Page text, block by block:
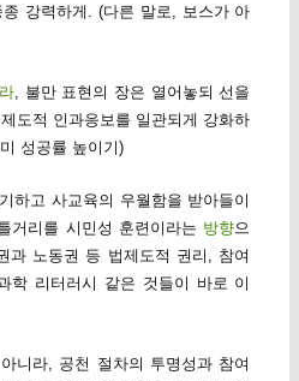
강력하게. (다른 말로, 보스가 아
, 불만 표현의 장은 열어놓되 선을
도적 인과응보를 일관되게 강화하
성공률 높이기)
하고 사교육의 우월함을 받아들이
거리를 시민성 훈련이라는 방향으
과 노동권 등 법제도적 권리, 참여
학 리터러시 같은 것들이 바로 이
니라, 공천 절차의 투명성과 참여